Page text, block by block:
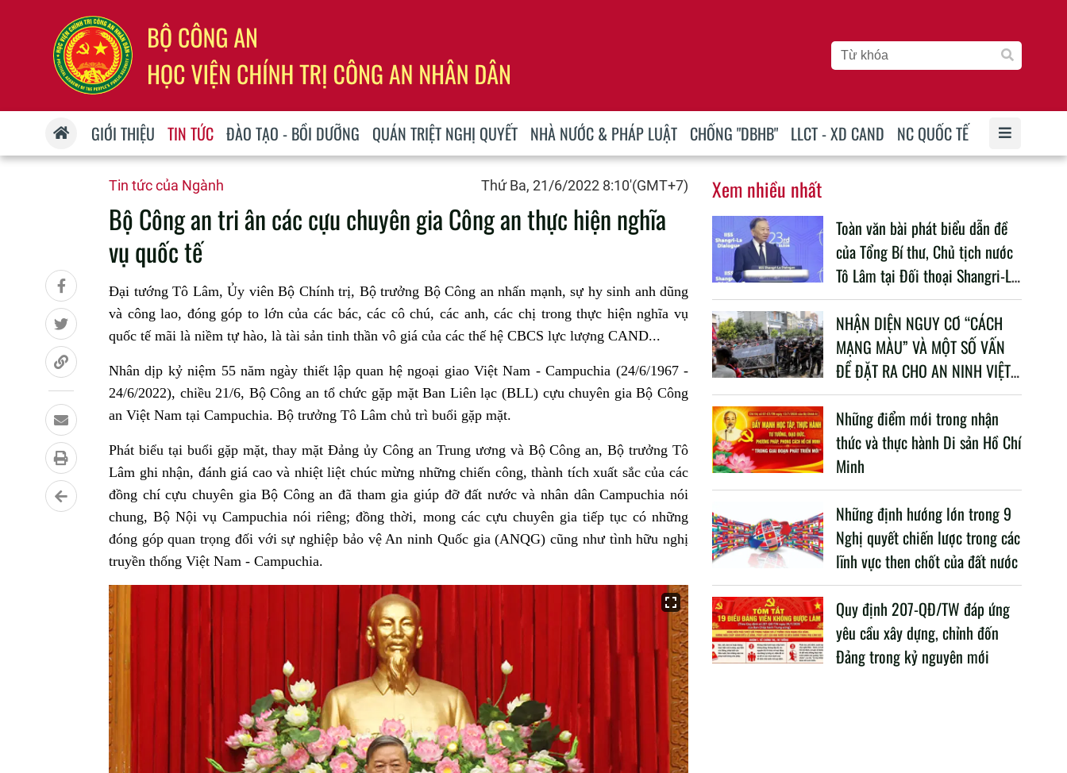
GIỚI THIỆU TIN TỨC ĐÀO TẠO - BỒI DƯỠNG QUÁN TRIỆT NGHỊ QUYẾT NHÀ NƯỚC & PHÁP LUẬT CHỐNG "DBHB" LLCT - XD CAND NC QUỐC TẾ
Tin tức của Ngành Thứ Ba, 21/6/2022 8:10'(GMT+7)
Bộ Công an tri ân các cựu chuyên gia Công an thực hiện nghĩa
vụ quốc tế
Đại tướng Tô Lâm, Ủy viên Bộ Chính trị, Bộ trưởng Bộ Công an nhấn mạnh, sự hy sinh anh dũng
và công lao, đóng góp to lớn của các bác, các cô chú, các anh, các chị trong thực hiện nghĩa vụ
quốc tế mãi là niềm tự hào, là tài sản tinh thần vô giá của các thế hệ CBCS lực lượng CAND...
Nhân dịp kỷ niệm 55 năm ngày thiết lập quan hệ ngoại giao Việt Nam - Campuchia (24/6/1967 -
24/6/2022), chiều 21/6, Bộ Công an tổ chức gặp mặt Ban Liên lạc (BLL) cựu chuyên gia Bộ Công
an Việt Nam tại Campuchia. Bộ trưởng Tô Lâm chủ trì buổi gặp mặt.
Phát biểu tại buổi gặp mặt, thay mặt Đảng ủy Công an Trung ương và Bộ Công an, Bộ trưởng Tô
Lâm ghi nhận, đánh giá cao và nhiệt liệt chúc mừng những chiến công, thành tích xuất sắc của các
đồng chí cựu chuyên gia Bộ Công an đã tham gia giúp đỡ đất nước và nhân dân Campuchia nói
chung, Bộ Nội vụ Campuchia nói riêng; đồng thời, mong các cựu chuyên gia tiếp tục có những
đóng góp quan trọng đối với sự nghiệp bảo vệ An ninh Quốc gia (ANQG) cũng như tình hữu nghị
truyền thống Việt Nam - Campuchia.
Xem nhiều nhất
Toàn văn bài phát biểu dẫn đề
của Tổng Bí thư, Chủ tịch nước
Tô Lâm tại Đối thoại Shangri-La
lần thứ 23
NHẬN DIỆN NGUY CƠ “CÁCH
MẠNG MÀU” VÀ MỘT SỐ VẤN
ĐỀ ĐẶT RA CHO AN NINH VIỆT
NAM TRONG BỐI CẢNH HIỆN
NAY
Những điểm mới trong nhận
thức và thực hành Di sản Hồ Chí
Minh
Những định hướng lớn trong 9
Nghị quyết chiến lược trong các
lĩnh vực then chốt của đất nước
Quy định 207-QĐ/TW đáp ứng
yêu cầu xây dựng, chỉnh đốn
Đảng trong kỷ nguyên mới